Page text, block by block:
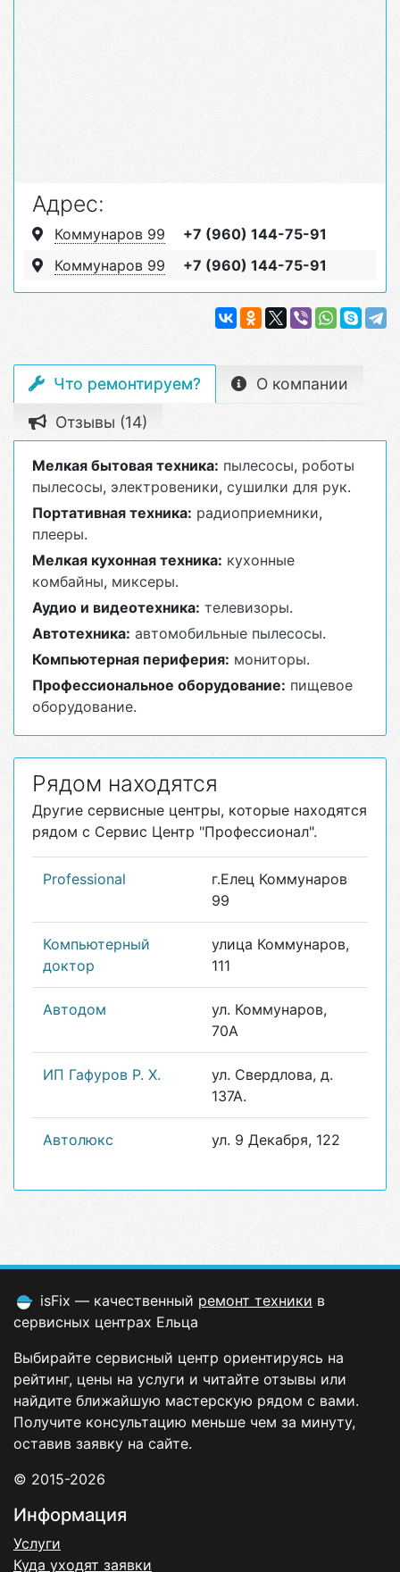
Адрес:
Коммунаров 99
+7 (960) 144-75-91
Коммунаров 99
+7 (960) 144-75-91
Что ремонтируем? О компании
Отзывы (14)
Мелкая бытовая техника: пылесосы, роботы
пылесосы, электровеники, сушилки для рук.
Портативная техника: радиоприемники,
плееры.
Мелкая кухонная техника: кухонные
комбайны, миксеры.
Аудио и видеотехника: телевизоры.
Автотехника: автомобильные пылесосы.
Компьютерная периферия: мониторы.
Профессиональное оборудование: пищевое
оборудование.
Рядом находятся
Другие сервисные центры, которые находятся
рядом с Сервис Центр "Профессионал".
Professional
г.Елец Коммунаров
99
Компьютерный
доктор
улица Коммунаров,
111
Автодом
ул. Коммунаров,
70А
ИП Гафуров Р. Х.
ул. Свердлова, д.
137А.
Автолюкс ул. 9 Декабря, 122
isFix — качественный ремонт техники в
сервисных центрах Ельца
Выбирайте сервисный центр ориентируясь на
рейтинг, цены на услуги и читайте отзывы или
найдите ближайшую мастерскую рядом с вами.
Получите консультацию меньше чем за минуту,
оставив заявку на сайте.
© 2015-2026
Информация
Услуги
Куда уходят заявки